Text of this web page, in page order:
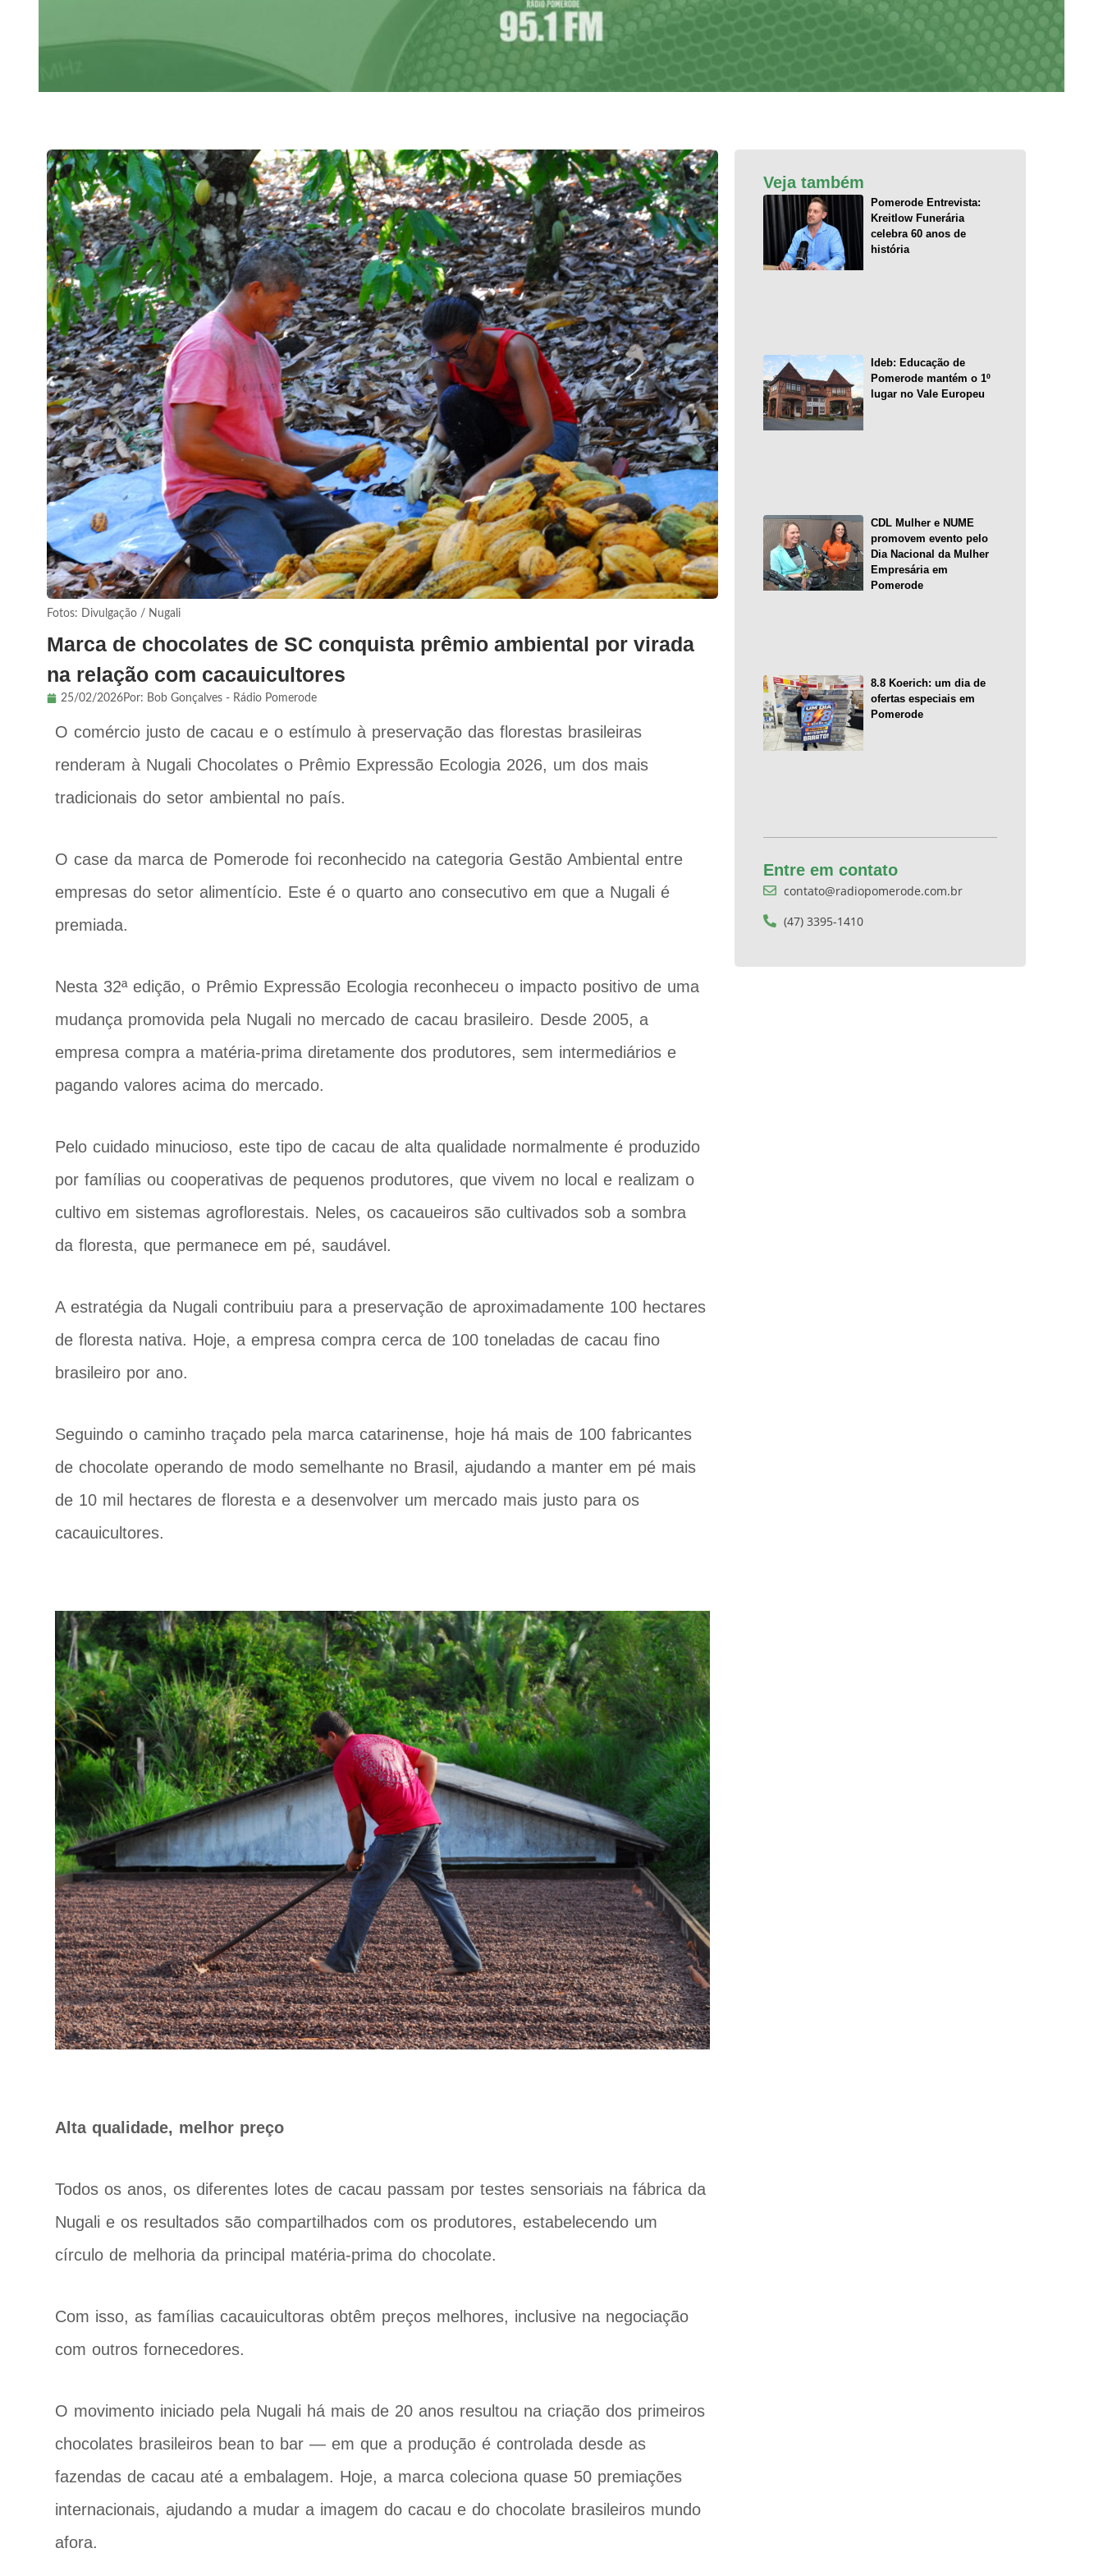
Fotos: Divulgação / Nugali
Marca de chocolates de SC conquista prêmio ambiental por virada
na relação com cacauicultores
25/02/2026Por: Bob Gonçalves - Rádio Pomerode
O comércio justo de cacau e o estímulo à preservação das florestas brasileiras
renderam à Nugali Chocolates o Prêmio Expressão Ecologia 2026, um dos mais
tradicionais do setor ambiental no país.
O case da marca de Pomerode foi reconhecido na categoria Gestão Ambiental entre
empresas do setor alimentício. Este é o quarto ano consecutivo em que a Nugali é
premiada.
Nesta 32ª edição, o Prêmio Expressão Ecologia reconheceu o impacto positivo de uma
mudança promovida pela Nugali no mercado de cacau brasileiro. Desde 2005, a
empresa compra a matéria-prima diretamente dos produtores, sem intermediários e
pagando valores acima do mercado.
Pelo cuidado minucioso, este tipo de cacau de alta qualidade normalmente é produzido
por famílias ou cooperativas de pequenos produtores, que vivem no local e realizam o
cultivo em sistemas agroflorestais. Neles, os cacaueiros são cultivados sob a sombra
da floresta, que permanece em pé, saudável.
A estratégia da Nugali contribuiu para a preservação de aproximadamente 100 hectares
de floresta nativa. Hoje, a empresa compra cerca de 100 toneladas de cacau fino
brasileiro por ano.
Seguindo o caminho traçado pela marca catarinense, hoje há mais de 100 fabricantes
de chocolate operando de modo semelhante no Brasil, ajudando a manter em pé mais
de 10 mil hectares de floresta e a desenvolver um mercado mais justo para os
cacauicultores.
Alta qualidade, melhor preço
Todos os anos, os diferentes lotes de cacau passam por testes sensoriais na fábrica da
Nugali e os resultados são compartilhados com os produtores, estabelecendo um
círculo de melhoria da principal matéria-prima do chocolate.
Com isso, as famílias cacauicultoras obtêm preços melhores, inclusive na negociação
com outros fornecedores.
O movimento iniciado pela Nugali há mais de 20 anos resultou na criação dos primeiros
chocolates brasileiros bean to bar — em que a produção é controlada desde as
fazendas de cacau até a embalagem. Hoje, a marca coleciona quase 50 premiações
internacionais, ajudando a mudar a imagem do cacau e do chocolate brasileiros mundo
afora.
Veja também
Pomerode Entrevista:
Kreitlow Funerária
celebra 60 anos de
história
Ideb: Educação de
Pomerode mantém o 1º
lugar no Vale Europeu
CDL Mulher e NUME
promovem evento pelo
Dia Nacional da Mulher
Empresária em
Pomerode
8.8 Koerich: um dia de
ofertas especiais em
Pomerode
Entre em contato
contato@radiopomerode.com.br
(47) 3395-1410